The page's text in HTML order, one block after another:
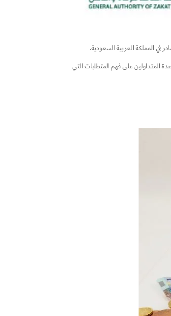
في المملكة العربية السعودية.
المتداولين على فهم المتطلبات التي